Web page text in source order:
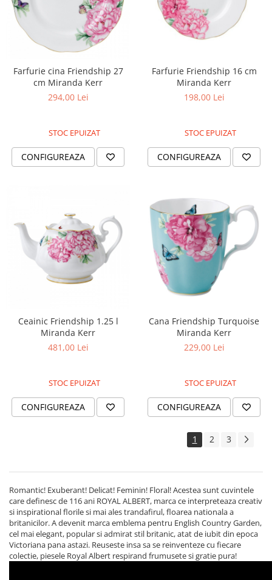
Farfurie cina Friendship 27
cm Miranda Kerr
294,00 Lei
STOC EPUIZAT
CONFIGUREAZA
Farfurie Friendship 16 cm
Miranda Kerr
198,00 Lei
STOC EPUIZAT
CONFIGUREAZA
Ceainic Friendship 1.25 l
Miranda Kerr
481,00 Lei
STOC EPUIZAT
CONFIGUREAZA
Cana Friendship Turquoise
Miranda Kerr
229,00 Lei
STOC EPUIZAT
CONFIGUREAZA
1 2 3
Romantic! Exuberant! Delicat! Feminin! Floral! Acestea sunt cuvintele
care definesc de 116 ani ROYAL ALBERT, marca ce interpreteaza creativ
si inspirational florile si mai ales trandafirul, floarea nationala a
britanicilor. A devenit marca emblema pentru English Country Garden,
cel mai elegant, popular si admirat stil britanic, atat de iubit din epoca
Victoriana pana astazi. Reuseste insa sa se reinventeze cu fiecare
colectie, piesele Royal Albert respirand frumusete si gratie pura!